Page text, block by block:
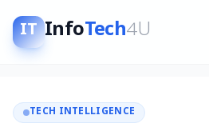
IT InfoTech4U
TECH INTELLIGENCE